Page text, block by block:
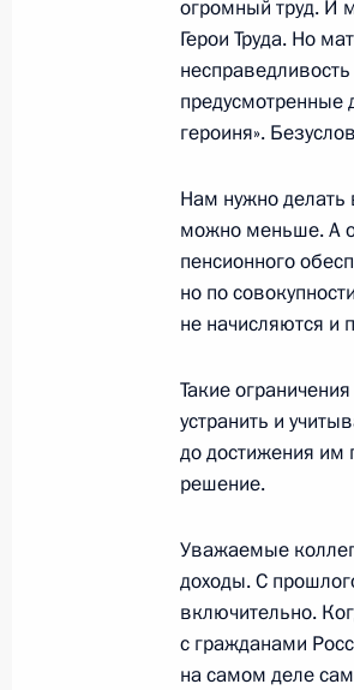
Встреча с
Никитиным
9 сентября 2024
Заседание
и комиссий
Заседание
политика»
Расширенное
21 сентября 2023
огромный труд. И
Герои Труда. Но
предусмотренные
героиня».
Нам нужно делать
можно меньше. А
пенсионного
но по
не начисляются
Такие
устранить и
до достижения им
решение.
Уважаемые
доходы. С
включительно.
с гражданами
на самом деле